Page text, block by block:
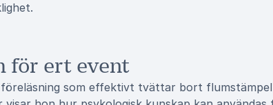
för ert event
som effektivt tvättar bort